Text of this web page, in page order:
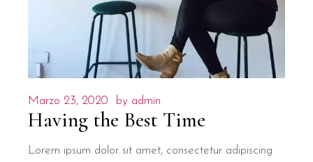
Marzo 23, 2020 by admin
Having the Best Time
Lorem ipsum dolor sit amet, consectetur adipiscing